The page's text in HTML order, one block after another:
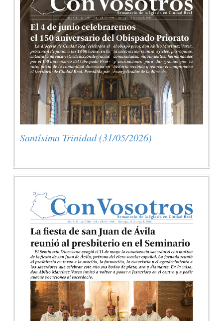
Santísima Trinidad (31/05/2026)